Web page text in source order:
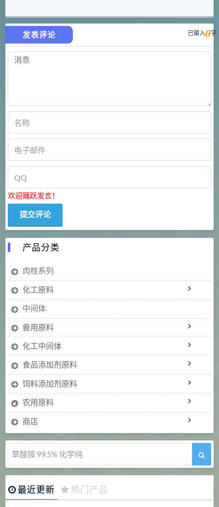
发表评论 已输入0字
欢迎踊跃发言！
产品分类
肉桂系列
化工原料
中间体
兽用原料
化工中间体
食品添加剂原料
饲料添加剂原料
农用原料
商店
5-甲氧基吲哚 98%
最近更新 热门产品